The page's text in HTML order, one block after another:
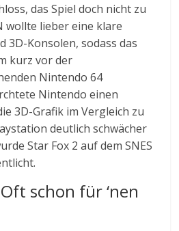
das Spiel doch nicht zu
wollte lieber eine klare
3D-Konsolen, sodass das
kurz vor der
Nintendo 64
Nintendo einen
3D-Grafik im Vergleich zu
deutlich schwächer
Star Fox 2 auf dem SNES
schon für ‘nen